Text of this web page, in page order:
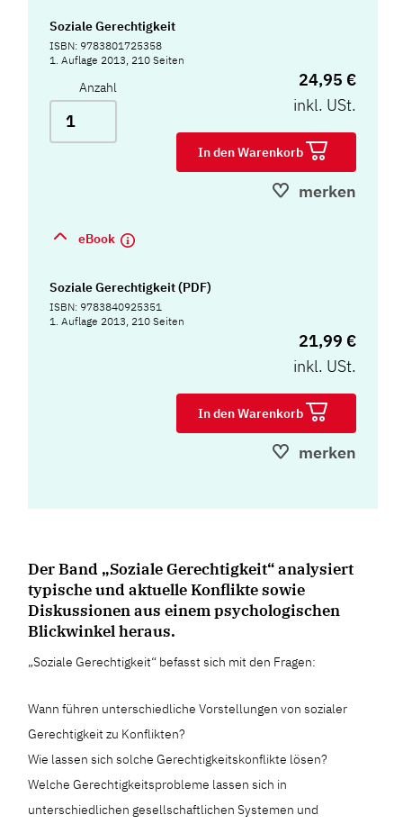
Soziale Gerechtigkeit
ISBN: 9783801725358
1. Auflage 2013, 210 Seiten
Anzahl
24,95 €
inkl. USt.
In den Warenkorb
merken
eBook
Soziale Gerechtigkeit (PDF)
ISBN: 9783840925351
1. Auflage 2013, 210 Seiten
21,99 €
inkl. USt.
In den Warenkorb
merken
Der Band „Soziale Gerechtigkeit“ analysiert
typische und aktuelle Konflikte sowie
Diskussionen aus einem psychologischen
Blickwinkel heraus.
„Soziale Gerechtigkeit“ befasst sich mit den Fragen:
Wann führen unterschiedliche Vorstellungen von sozialer
Gerechtigkeit zu Konflikten?
Wie lassen sich solche Gerechtigkeitskonflikte lösen?
Welche Gerechtigkeitsprobleme lassen sich in
unterschiedlichen gesellschaftlichen Systemen und